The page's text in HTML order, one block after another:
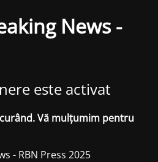
News -
este activat
Vă mulțumim pentru
- RBN Press 2025